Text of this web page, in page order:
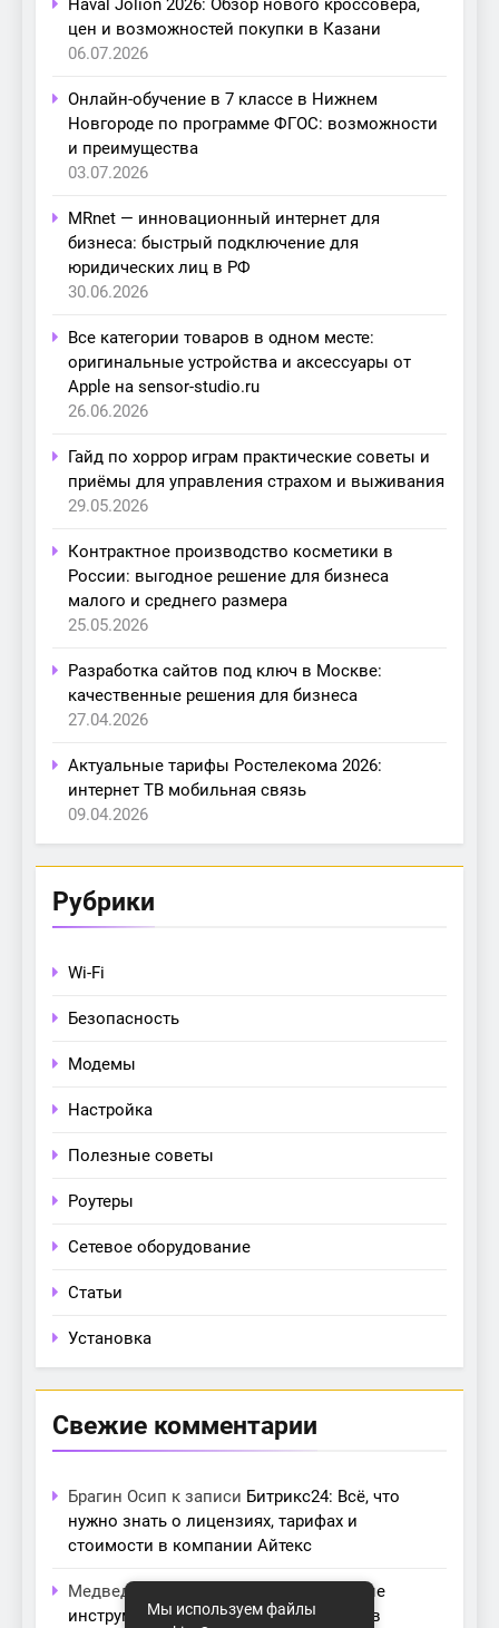
Haval Jolion 2026: Обзор нового кроссовера,
цен и возможностей покупки в Казани
06.07.2026
Онлайн-обучение в 7 классе в Нижнем
Новгороде по программе ФГОС: возможности
и преимущества
03.07.2026
MRnet — инновационный интернет для
бизнеса: быстрый подключение для
юридических лиц в РФ
30.06.2026
Все категории товаров в одном месте:
оригинальные устройства и аксессуары от
Apple на sensor-studio.ru
26.06.2026
Гайд по хоррор играм практические советы и
приёмы для управления страхом и выживания
29.05.2026
Контрактное производство косметики в
России: выгодное решение для бизнеса
малого и среднего размера
25.05.2026
Разработка сайтов под ключ в Москве:
качественные решения для бизнеса
27.04.2026
Актуальные тарифы Ростелекома 2026:
интернет ТВ мобильная связь
09.04.2026
Рубрики
Wi-Fi
Безопасность
Модемы
Настройка
Полезные советы
Роутеры
Сетевое оборудование
Статьи
Установка
Свежие комментарии
Брагин Осип к записи Битрикс24: Всё, что
нужно знать о лицензиях, тарифах и
стоимости в компании Айтекс
Медведева Амалия
Основные
инструменты для создания серверов в
Мы используем файлы